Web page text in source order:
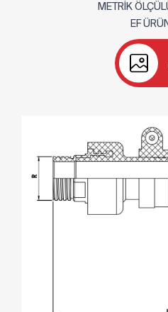
METRİK
EF